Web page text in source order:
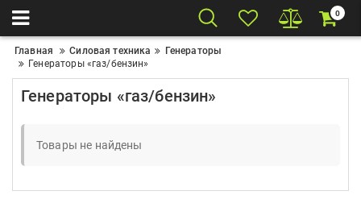
0
Главная Силовая техника
Генераторы
Генераторы «газ/бензин»
Генераторы «газ/бензин»
Товары не найдены